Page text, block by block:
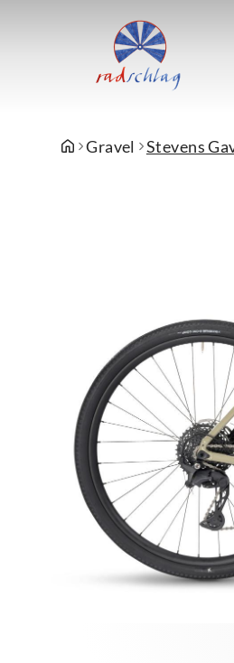
Gravel Stevens